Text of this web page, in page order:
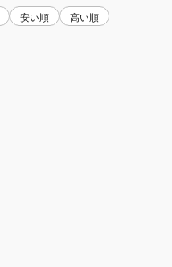
安い順 高い順